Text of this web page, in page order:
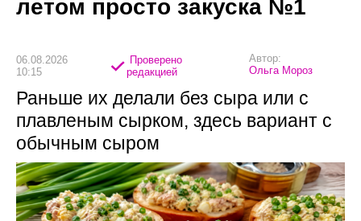
летом просто закуска №1
06.08.2026
10:15
Проверено
редакцией
Автор:
Ольга Мороз
Раньше их делали без сыра или с
плавленым сырком, здесь вариант с
обычным сыром